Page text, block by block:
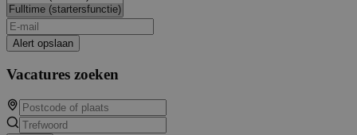
Alert opslaan
Vacatures zoeken